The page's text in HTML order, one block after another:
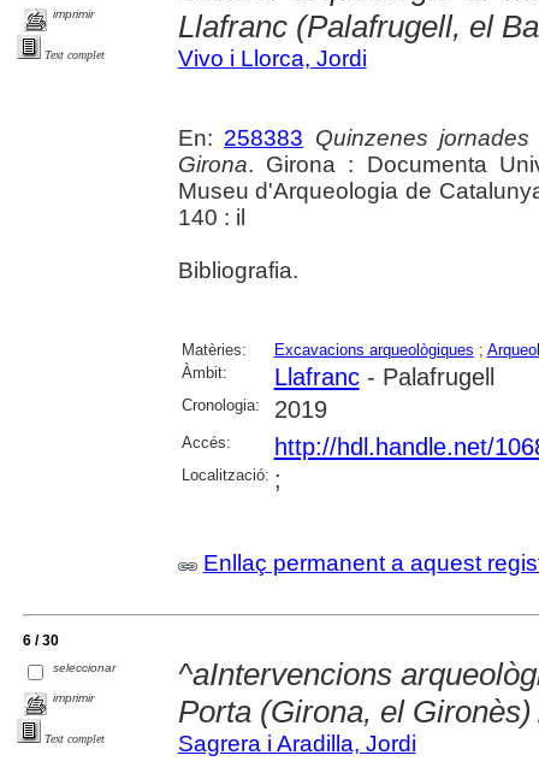
imprimir
Text complet
Llafranc (Palafrugell, el
Vivo i Llorca, Jordi
En: 258383 Quinzenes
Girona. Girona : Documenta
Museu d'Arqueologia de
140 : il
Bibliografia.
Matèries: Excavacions arqueològiques ;
Àmbit:
Llafranc- Palafrugell
Cronologia: 2019
Accés: http://hdl.handle.net/
Localització: ;
Enllaç permanent a aquest
6 / 30
seleccionar
imprimir
Text complet
^aIntervencions
Porta (Girona, el Gironès)
Sagrera i Aradilla, Jordi